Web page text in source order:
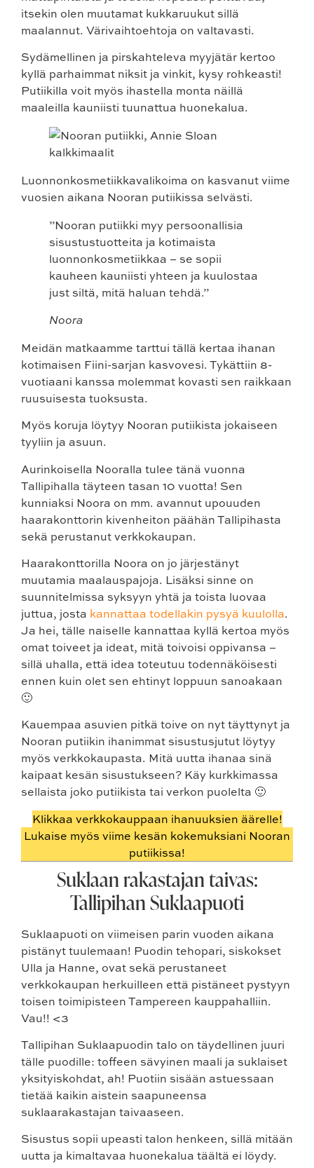
itsekin olen muutamat kukkaruukut sillä
maalannut. Värivaihtoehtoja on valtavasti.
Sydämellinen ja pirskahteleva myyjätär kertoo
kyllä parhaimmat niksit ja vinkit, kysy rohkeasti!
Putiikilla voit myös ihastella monta näillä
maaleilla kauniisti tuunattua huonekalua.
Luonnonkosmetiikkavalikoima on kasvanut viime
vuosien aikana Nooran putiikissa selvästi.
”Nooran putiikki myy persoonallisia
sisustustuotteita ja kotimaista
luonnonkosmetiikkaa – se sopii
kauheen kauniisti yhteen ja kuulostaa
just siltä, mitä haluan tehdä.”
Noora
Meidän matkaamme tarttui tällä kertaa ihanan
kotimaisen Fiini-sarjan kasvovesi. Tykättiin 8-
vuotiaani kanssa molemmat kovasti sen raikkaan
ruusuisesta tuoksusta.
Myös koruja löytyy Nooran putiikista jokaiseen
tyyliin ja asuun.
Aurinkoisella Nooralla tulee tänä vuonna
Tallipihalla täyteen tasan 10 vuotta! Sen
kunniaksi Noora on mm. avannut upouuden
haarakonttorin kivenheiton päähän Tallipihasta
sekä perustanut verkkokaupan.
Haarakonttorilla Noora on jo järjestänyt
muutamia maalauspajoja. Lisäksi sinne on
suunnitelmissa syksyyn yhtä ja toista luovaa
juttua, josta kannattaa todellakin pysyä kuulolla.
Ja hei, tälle naiselle kannattaa kyllä kertoa myös
omat toiveet ja ideat, mitä toivoisi oppivansa –
sillä uhalla, että idea toteutuu todennäköisesti
ennen kuin olet sen ehtinyt loppuun sanoakaan
🙂
Kauempaa asuvien pitkä toive on nyt täyttynyt ja
Nooran putiikin ihanimmat sisustusjutut löytyy
myös verkkokaupasta. Mitä uutta ihanaa sinä
kaipaat kesän sisustukseen? Käy kurkkimassa
sellaista joko putiikista tai verkon puolelta 🙂
Klikkaa verkkokauppaan ihanuuksien äärelle!
Lukaise myös viime kesän kokemuksiani Nooran
putiikissa!
Suklaan rakastajan taivas:
Tallipihan Suklaapuoti
Suklaapuoti on viimeisen parin vuoden aikana
pistänyt tuulemaan! Puodin tehopari, siskokset
Ulla ja Hanne, ovat sekä perustaneet
verkkokaupan herkuilleen että pistäneet pystyyn
toisen toimipisteen Tampereen kauppahalliin.
Vau!! <3
Tallipihan Suklaapuodin talo on täydellinen juuri
tälle puodille: toffeen sävyinen maali ja suklaiset
yksityiskohdat, ah! Puotiin sisään astuessaan
tietää kaikin aistein saapuneensa
suklaarakastajan taivaaseen.
Sisustus sopii upeasti talon henkeen, sillä mitään
uutta ja kimaltavaa huonekalua täältä ei löydy.